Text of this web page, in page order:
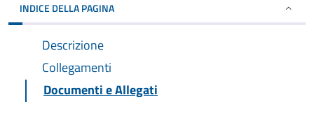
INDICE DELLA PAGINA
Descrizione
Collegamenti
Documenti e Allegati